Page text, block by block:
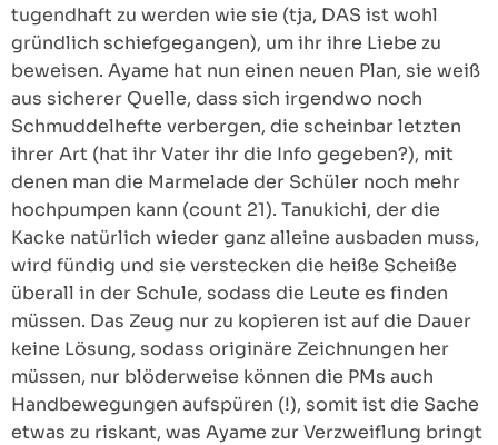
tugendhaft zu werden wie sie (tja, DAS ist wohl
gründlich schiefgegangen), um ihr ihre Liebe zu
beweisen. Ayame hat nun einen neuen Plan, sie weiß
aus sicherer Quelle, dass sich irgendwo noch
Schmuddelhefte verbergen, die scheinbar letzten
ihrer Art (hat ihr Vater ihr die Info gegeben?), mit
denen man die Marmelade der Schüler noch mehr
hochpumpen kann (count 21). Tanukichi, der die
Kacke natürlich wieder ganz alleine ausbaden muss,
wird fündig und sie verstecken die heiße Scheiße
überall in der Schule, sodass die Leute es finden
müssen. Das Zeug nur zu kopieren ist auf die Dauer
keine Lösung, sodass originäre Zeichnungen her
müssen, nur blöderweise können die PMs auch
Handbewegungen aufspüren (!), somit ist die Sache
etwas zu riskant, was Ayame zur Verzweiflung bringt